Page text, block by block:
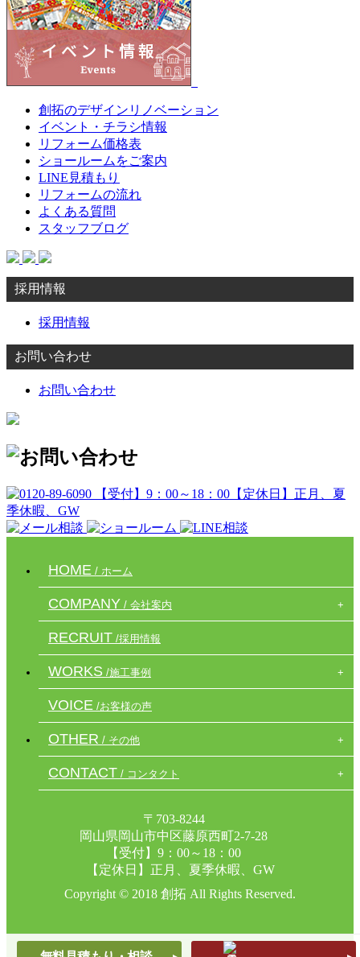
創拓のデザインリノベーション
イベント・チラシ情報
リフォーム価格表
ショールームをご案内
LINE見積もり
リフォームの流れ
よくある質問
スタッフブログ
採用情報
採用情報
お問い合わせ
お問い合わせ
HOME / ホーム
COMPANY / 会社案内
RECRUIT /採用情報
WORKS /施工事例
VOICE /お客様の声
OTHER / その他
CONTACT / コンタクト
〒703-8244
岡山県岡山市中区藤原西町2-7-28
【受付】9：00～18：00
【定休日】正月、夏季休暇、GW
Copyright © 2018 創拓 All Rights Reserved.